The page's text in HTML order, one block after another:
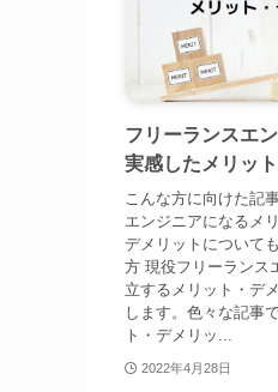
フリーランスエ
実感したメリッ
こんな方に向けた記
エンジニアになるメ
デメリットについて
方 現役フリーランス
立するメリット・デ
します。色々な記事
ト・デメリッ...
2022年4月28日